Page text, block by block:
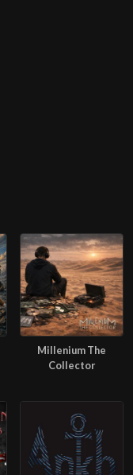
Millenium The
Collector